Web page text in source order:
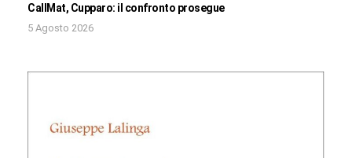
CallMat, Cupparo: il confronto prosegue
5 Agosto 2026